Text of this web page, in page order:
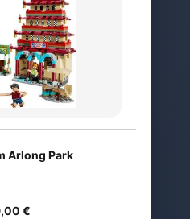
Arlong Park
€